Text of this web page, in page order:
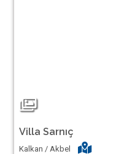
Villa Sarnıç
Kalkan / Akbel